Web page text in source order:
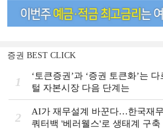
증권 BEST CLICK
1
‘토큰증권’과 ‘증권 토큰화’는
털 자본시장 다음 단계는
2
AI가 재무설계 바꾼다…한국재
쿼터백 '베러웰스'로 생태계 구축